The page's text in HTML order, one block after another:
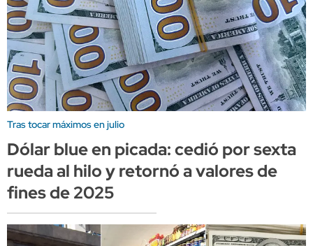
Tras tocar máximos en julio
Dólar blue en picada: cedió por sexta
rueda al hilo y retornó a valores de
fines de 2025